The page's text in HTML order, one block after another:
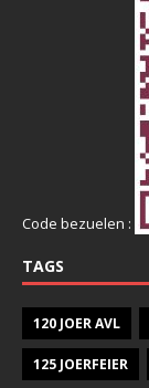
Code bezuelen :
TAGS
120 JOER AVL
125 JOERFEIER